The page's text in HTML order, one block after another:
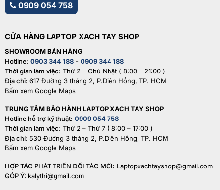
0909 054 758
CỬA HÀNG LAPTOP XACH TAY SHOP
SHOWROOM BÁN HÀNG
Hotline: 0903 344 188 - 0909 344 188
Thời gian làm việc: Thứ 2 – Chủ Nhật ( 8:00 – 21:00 )
Địa chỉ: 617 Đường 3 tháng 2, P.Diên Hồng, TP. HCM
Bấm xem Google Maps
TRUNG TÂM BẢO HÀNH LAPTOP XACH TAY SHOP
Hotline hỗ trợ kỹ thuật: 0909 054 758
Thời gian làm việc: Thứ 2 – Thứ 7 ( 8:00 – 17:00 )
Địa chỉ: 530 Đường 3 tháng 2, P.Diên Hồng, TP. HCM
Bấm xem Google Maps
HỢP TÁC PHÁT TRIỂN ĐỐI TÁC MỚI: Laptopxachtayshop@gmail.com
GÓP Ý: kalythi@gmail.com